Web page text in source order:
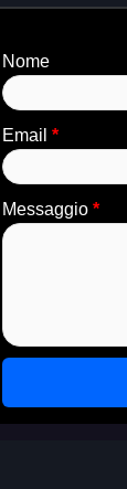
Nome
Email*
Messaggio*